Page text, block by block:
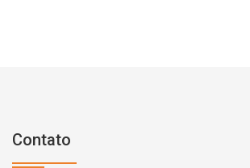
Contato